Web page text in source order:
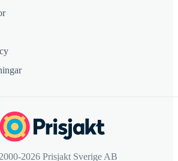
2026 Prisjakt Sverige AB